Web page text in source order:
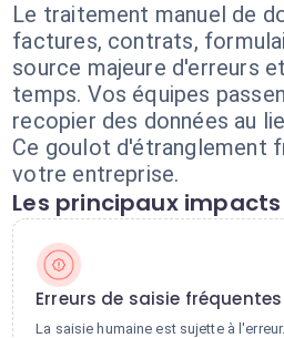
Le traitement manuel de
factures, contrats,
source majeure d'erreurs
temps. Vos équipes
recopier des données au
Ce goulot d'étranglement
votre entreprise.
Les principaux
Erreurs de saisie fréquentes
La saisie humaine est sujette à